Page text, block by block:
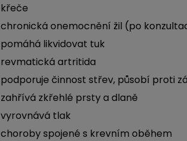
křeče
chronická onemocnění žil (po
pomáhá likvidovat tuk
revmatická artritida
podporuje činnost střev, působí proti
zahřívá zkřehlé prsty a dlaně
vyrovnává tlak
choroby spojené s krevním oběhem